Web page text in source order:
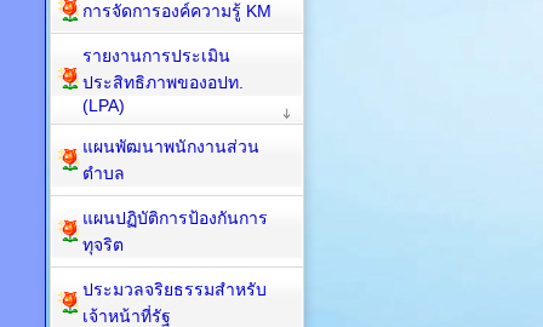
การจัดการองค์ความรู้ KM
รายงานการประเมิน
ประสิทธิภาพของอปท.
(LPA)
แผนพัฒนาพนักงานส่วน
ตำบล
แผนปฏิบัติการป้องกันการ
ทุจริต
ประมวลจริยธรรมสำหรับ
เจ้าหน้าที่รัฐ